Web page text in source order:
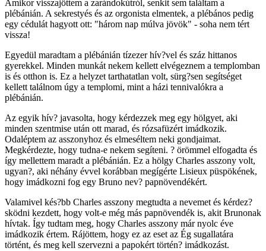
Amikor visszajöttem a zarándokútról, senkit sem találtam a
plébánián. A sekrestyés és az orgonista elmentek, a plébános pedig
egy cédulát hagyott ott: "három nap múlva jövök" - soha nem tért
vissza!
Egyedül maradtam a plébánián tízezer hív?vel és száz hittanos
gyerekkel. Minden munkát nekem kellett elvégeznem a templomban
is és otthon is. Ez a helyzet tarthatatlan volt, sürg?sen segítséget
kellett találnom úgy a templomi, mint a házi tennivalókra a
plébánián.
Az egyik hív? javasolta, hogy kérdezzek meg egy hölgyet, aki
minden szentmise után ott marad, és rózsafüzért imádkozik.
Odaléptem az asszonyhoz és elmeséltem neki gondjaimat.
Megkérdezte, hogy tudna-e nekem segíteni. ? örömmel elfogadta és
így mellettem maradt a plébánián. Ez a hölgy Charles asszony volt,
ugyan?, aki néhány évvel korábban megígérte Lisieux püspökének,
hogy imádkozni fog egy Bruno nev? papnövendékért.
Valamivel kés?bb Charles asszony megtudta a nevemet és kérdez?
sködni kezdett, hogy volt-e még más papnövendék is, akit Brunonak
hívtak. Így tudtam meg, hogy Charles asszony már nyolc éve
imádkozik értem. Rájöttem, hogy ez az eset az Ég sugallatára
történt, és meg kell szervezni a papokért történ? imádkozást.